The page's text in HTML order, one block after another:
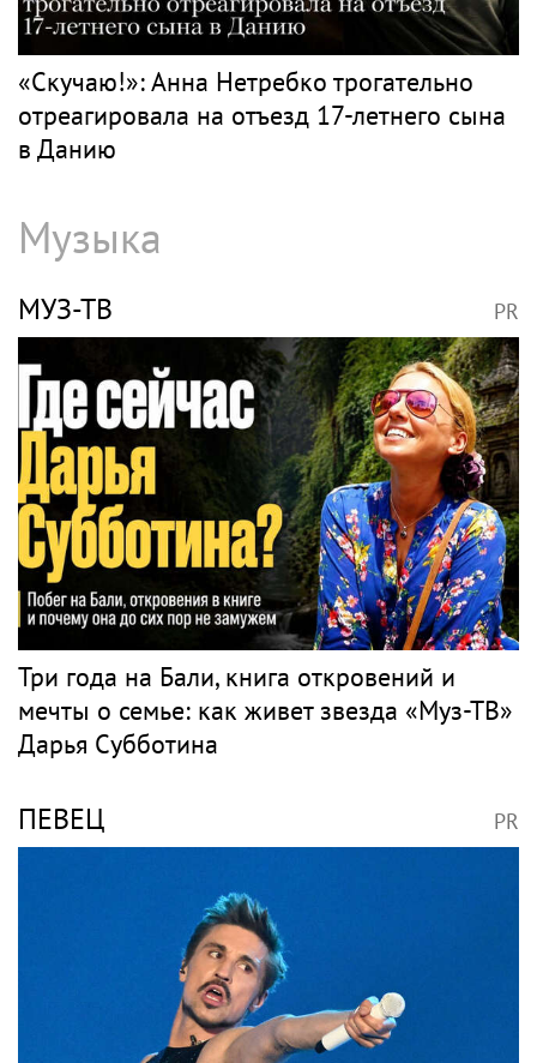
«Скучаю!»: Анна Нетребко трогательно
отреагировала на отъезд 17-летнего сына
в Данию
Музыка
МУЗ-ТВ PR
Три года на Бали, книга откровений и
мечты о семье: как живет звезда «Муз-ТВ»
Дарья Субботина
ПЕВЕЦ PR